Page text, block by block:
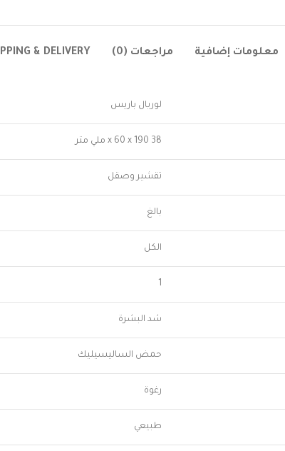
معلومات إضافية مراجعات (0) & DELIVERY
لوريال باريس
38 x 60 x 190 ملي متر
تقشير وصقل
بالغ
الكل
1
شد البشرة
حمض الساليسيليك
رغوة
طبيعي